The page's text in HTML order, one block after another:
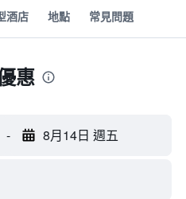
酒店 地點 常見問題
惠
- 8月14日 週五